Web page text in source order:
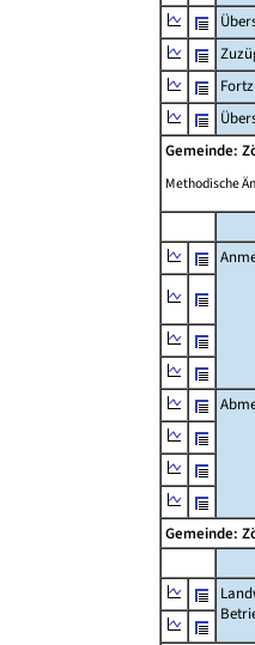
Gemeinde:
Methodische
Gemeinde: